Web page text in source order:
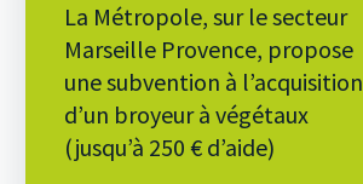
La Métropole, sur le secteur
Marseille Provence, propose
une subvention à l’acquisition
d’un broyeur à végétaux
(jusqu’à 250 € d’aide)